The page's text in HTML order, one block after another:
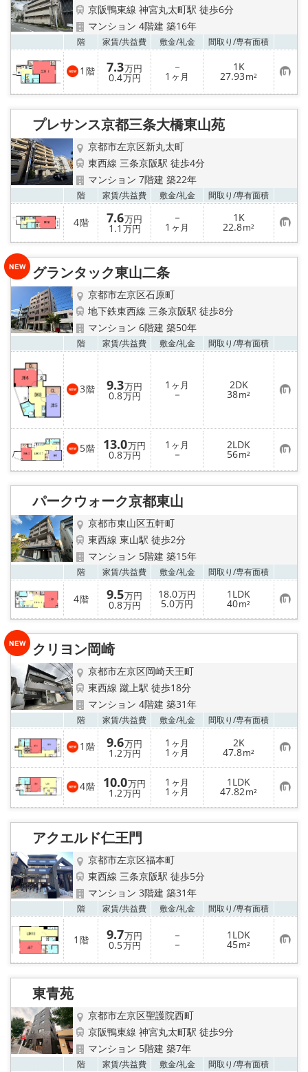
京阪鴨東線 神宮丸太町駅 徒歩6分
マンション 4階建 築16年
階 家賃/共益費 敷金/礼金 間取り/専有面積
1 階 7.3万円
0.4万円
－
1 ヶ月
1K
27.93m² お
気
に
り
プレサンス京都三条大橋東山苑
京都市左京区新丸太町
東西線 三条京阪駅 徒歩4分
マンション 7階建 築22年
階 家賃/共益費 敷金/礼金 間取り/専有面積
4階 7.6万円
1.1 万円
－
1 ヶ月
1K
22.8m² お
気
に
入
グランタック東山二条
京都市左京区石原町
地下鉄東西線 三条京阪駅 徒歩8分
マンション 6階建 築50年
階 家賃/共益費 敷金/礼金 間取り/専有面積
3階 9.3万円
0.8万円
1 ヶ月
－
2DK
38m² お
気
に
入
り
登
録
5階 13.0万円
0.8万円
1 ヶ月
－
2LDK
56m² お
気
に
入
パークウォーク京都東山
京都市東山区五軒町
東西線 東山駅 徒歩2分
マンション 5階建 築15年
階 家賃/共益費 敷金/礼金 間取り/専有面積
4階 9.5万円
0.8万円
18.0万円
5.0万円
1LDK
40m² お
気
に
入
クリヨン岡崎
京都市左京区岡崎天王町
東西線 蹴上駅 徒歩18分
マンション 4階建 築31年
階 家賃/共益費 敷金/礼金 間取り/専有面積
1 階 9.6万円
1.2万円
1 ヶ月
1 ヶ月
2K
47.8m² お
気
に
入
り
登
録
4階 10.0万円
1.2万円
1 ヶ月
1 ヶ月
1LDK
47.82m² お
気
に
入
アクエルド仁王門
京都市左京区福本町
東西線 三条京阪駅 徒歩5分
マンション 3階建 築31年
階 家賃/共益費 敷金/礼金 間取り/専有面積
1 階 9.7万円
0.5万円
－
－
1LDK
45m² お
気
に
り
東青苑
京都市左京区聖護院西町
京阪鴨東線 神宮丸太町駅 徒歩9分
マンション 5階建 築7年
階 家賃/共益費 敷金/礼金 間取り/専有面積